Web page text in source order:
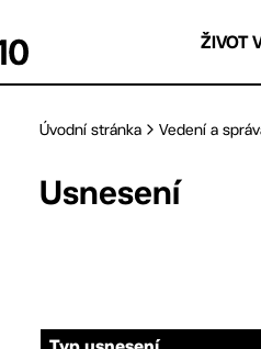
ŽIVOT
Úvodní stránka Vedení a
Usnesení